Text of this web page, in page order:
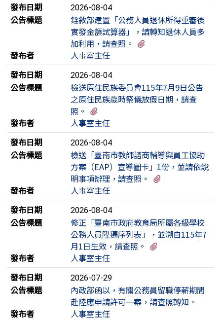
發布日期
2026-08-04
公告標題
銓敘部建置「公務人員退休所得重審後
實發金額試算器」，請轉知退休人員多
加利用，請查照。
發布者
人事室主任
發布日期
2026-08-04
公告標題
檢送原住民族委員會115年7月9日公告
之原住民族歲時祭儀放假日期，請查
照。
發布者
人事室主任
發布日期
2026-08-04
公告標題
檢送「臺南市教師諮商輔導與員工協助
方案（EAP）宣導圖卡」1份，並請依說
明事項辦理，請查照。
發布者
人事室主任
發布日期
2026-08-04
公告標題
修正「臺南市政府教育局所屬各級學校
公務人員陞遷序列表」，並溯自115年7
月1日生效，請查照。
發布者
人事室主任
發布日期
2026-07-29
公告標題
內政部函以，有關公務員留職停薪期間
赴陸應申請許可一案，請查照轉知。
發布者
人事室主任